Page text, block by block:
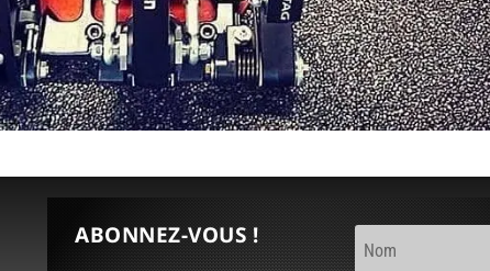
ABONNEZ-VOUS !